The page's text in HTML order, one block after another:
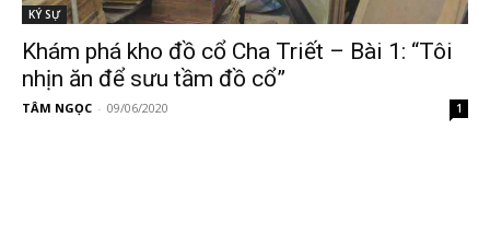
KÝ SỰ
Khám phá kho đồ cổ Cha Triết – Bài 1: “Tôi
nhịn ăn để sưu tầm đồ cổ”
TÂM NGỌC - 09/06/2020 1